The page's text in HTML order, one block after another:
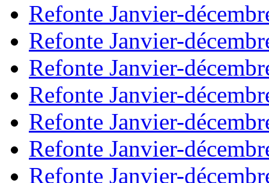
Refonte Janvier-
Refonte Janvier-
Refonte Janvier-
Refonte Janvier-
Refonte Janvier-
Refonte Janvier-
Refonte Janvier-